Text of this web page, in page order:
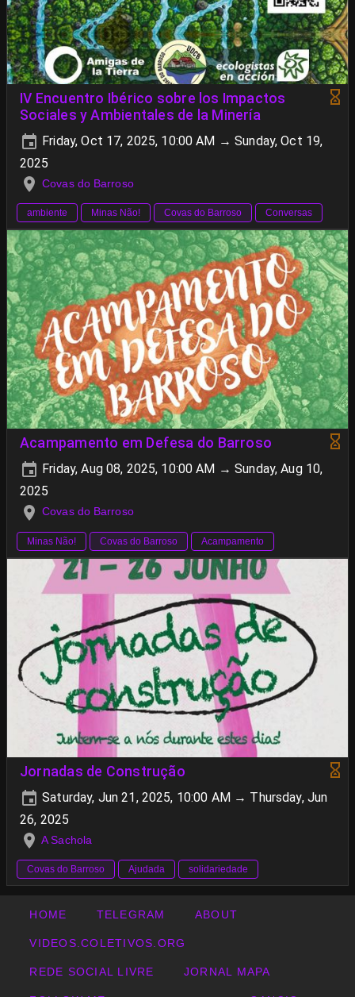
IV Encuentro Ibérico sobre los Impactos
Sociales y Ambientales de la Minería
Friday, Oct 17, 2025, 10:00 AM → Sunday, Oct 19,
2025
Covas do Barroso
ambiente Minas Não! Covas do Barroso Conversas
Acampamento em Defesa do Barroso
Friday, Aug 08, 2025, 10:00 AM → Sunday, Aug 10,
2025
Covas do Barroso
Minas Não! Covas do Barroso Acampamento
Jornadas de Construção
Saturday, Jun 21, 2025, 10:00 AM → Thursday, Jun
26, 2025
A Sachola
Covas do Barroso Ajudada solidariedade
HOME TELEGRAM ABOUT
VIDEOS.COLETIVOS.ORG
REDE SOCIAL LIVRE JORNAL MAPA